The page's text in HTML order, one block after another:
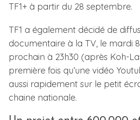
TF1+ à partir du 28 septembre.
TF1 a également décidé de
documentaire à la TV, le mardi
prochain à 23h30 (après Koh-
première fois qu’une vidéo
aussi rapidement sur le petit
chaine nationale.